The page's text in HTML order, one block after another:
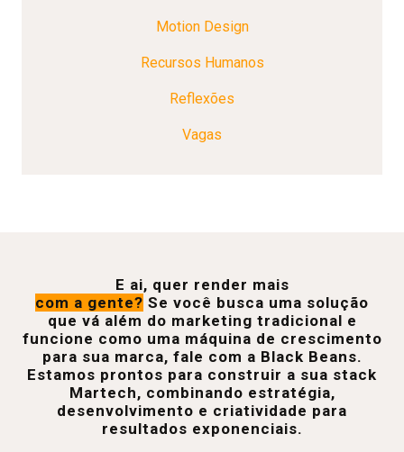
Motion Design
Recursos Humanos
Reflexões
Vagas
E ai, quer render mais
com a gente? Se você busca uma solução
que vá além do marketing tradicional e
funcione como uma máquina de crescimento
para sua marca, fale com a Black Beans.
Estamos prontos para construir a sua stack
Martech, combinando estratégia,
desenvolvimento e criatividade para
resultados exponenciais.